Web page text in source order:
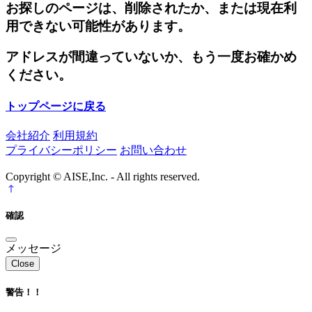
お探しのページは、削除されたか、または現在利
用できない可能性があります。
アドレスが間違っていないか、もう一度お確かめ
ください。
トップページに戻る
会社紹介 利用規約
プライバシーポリシー お問い合わせ
Copyright © AISE,Inc. - All rights reserved.
確認
メッセージ
Close
警告！！